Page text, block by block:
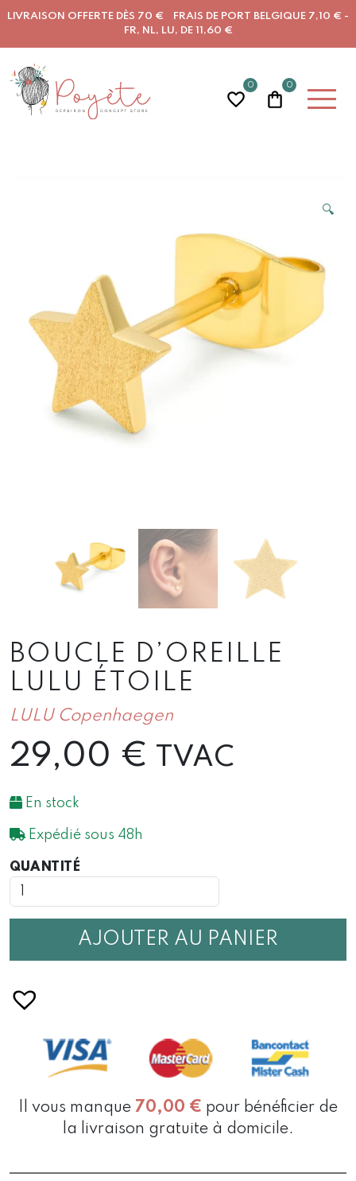
LIVRAISON OFFERTE DÈS 70 € FRAIS DE PORT BELGIQUE 7,10 € -
FR, NL, LU, DE 11,60 €
0 0
🔍
BOUCLE D’OREILLE
LULU ÉTOILE
LULU Copenhaegen
29,00 € TVAC
En stock
Expédié sous 48h
QUANTITÉ
D'OREILLE
LULU
AJOUTER AU PANIER
Il vous manque 70,00 € pour bénéficier de
la livraison gratuite à domicile.